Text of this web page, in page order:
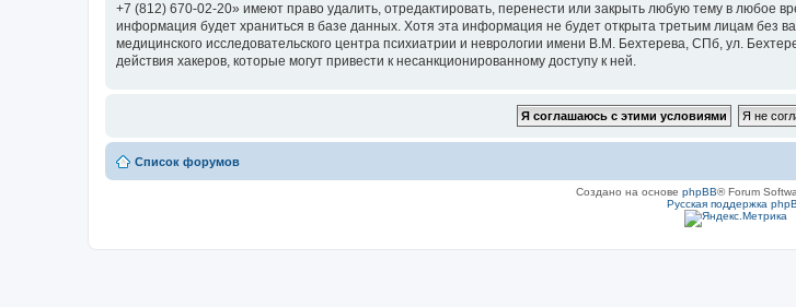
+7 (812) 670-02-20» имеют право удалить, отредактировать, перенести или закрыть любую тему в любое
информация будет храниться в базе данных. Хотя эта информация не будет открыта третьим лицам
медицинского исследовательского центра психиатрии и неврологии имени В.М. Бехтерева, СПб, ул.
действия хакеров, которые могут привести к несанкционированному доступу к ней.
Список форумов
Создано на основе phpBB® Forum
Русская поддержка